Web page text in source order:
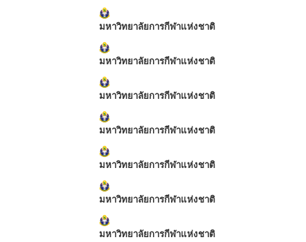
มหาวิทยาลัยการกีฬาแห่งชาติ
มหาวิทยาลัยการกีฬาแห่งชาติ
มหาวิทยาลัยการกีฬาแห่งชาติ
มหาวิทยาลัยการกีฬาแห่งชาติ
มหาวิทยาลัยการกีฬาแห่งชาติ
มหาวิทยาลัยการกีฬาแห่งชาติ
มหาวิทยาลัยการกีฬาแห่งชาติ